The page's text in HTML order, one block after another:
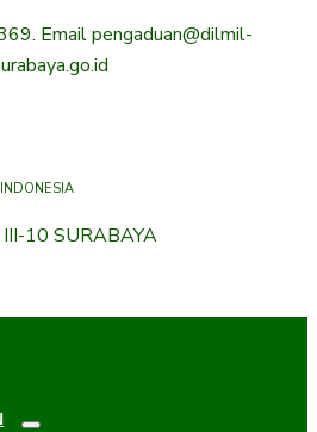
Email pengaduan@dilmil-
10 SURABAYA